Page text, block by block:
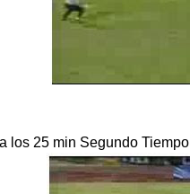
los 25 min Segundo Tiempo